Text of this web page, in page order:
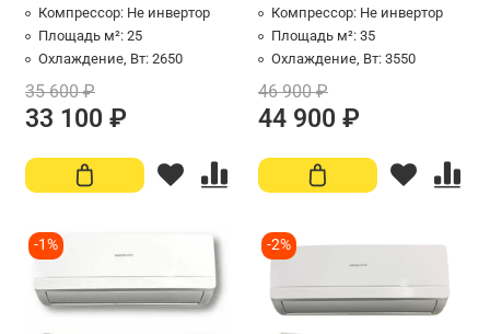
Компрессор: Не инвертор
Площадь м²: 25
Охлаждение, Вт: 2650
35 600 ₽
33 100 ₽
Компрессор: Не инвертор
Площадь м²: 35
Охлаждение, Вт: 3550
46 900 ₽
44 900 ₽
-1% -2%